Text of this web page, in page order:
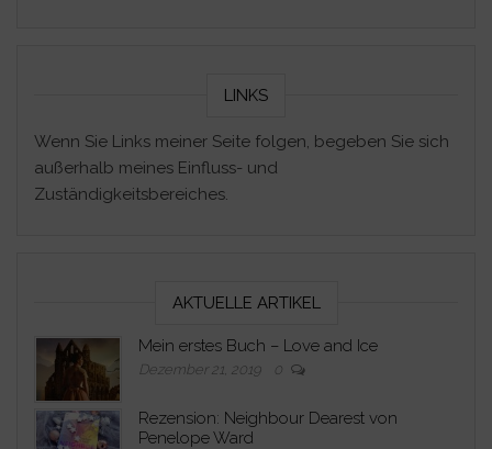
LINKS
Wenn Sie Links meiner Seite folgen, begeben Sie sich
außerhalb meines Einfluss- und
Zuständigkeitsbereiches.
AKTUELLE ARTIKEL
Mein erstes Buch – Love and Ice
Dezember 21, 2019 0
Rezension: Neighbour Dearest von
Penelope Ward